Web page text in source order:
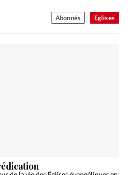
Eglises
Abonnés